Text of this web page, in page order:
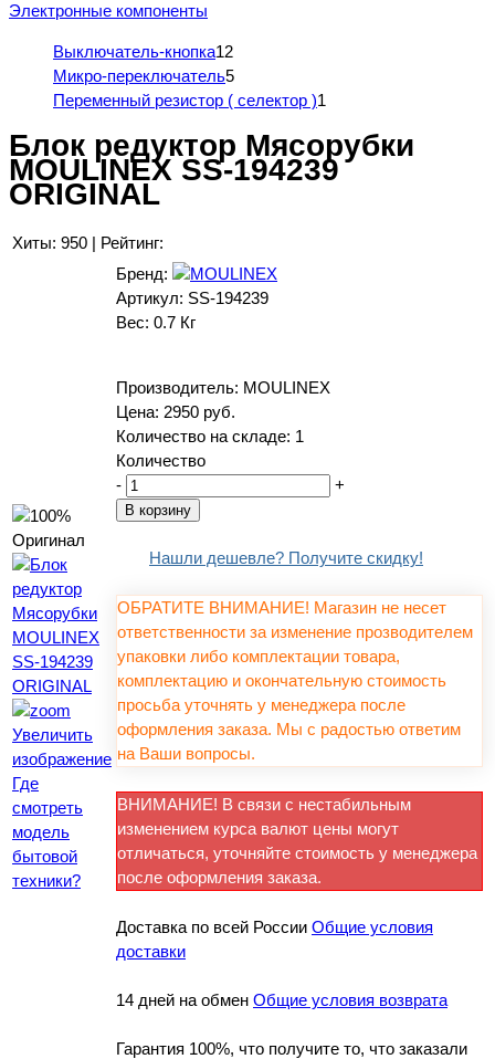
Электронные компоненты
Выключатель-кнопка12
Микро-переключатель5
Переменный резистор ( селектор )1
Блок редуктор Мясорубки
MOULINEX SS-194239
ORIGINAL
Хиты: 950 | Рейтинг:
Увеличить
изображение
Где
смотреть
модель
бытовой
техники?
Бренд:
Артикул: SS-194239
Вес: 0.7 Кг
Производитель: MOULINEX
Цена: 2950 руб.
Количество на складе: 1
Количество
-
+
Нашли дешевле? Получите скидку!
ОБРАТИТЕ ВНИМАНИЕ! Магазин не несет
ответственности за изменение прозводителем
упаковки либо комплектации товара,
комплектацию и окончательную стоимость
просьба уточнять у менеджера после
оформления заказа. Мы с радостью ответим
на Ваши вопросы.
ВНИМАНИЕ! В связи с нестабильным
изменением курса валют цены могут
отличаться, уточняйте стоимость у менеджера
после оформления заказа.
Доставка по всей России Общие условия
доставки
14 дней на обмен Общие условия возврата
Гарантия 100%, что получите то, что заказали